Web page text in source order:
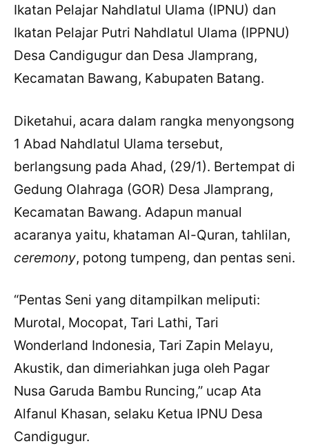
Ikatan Pelajar Nahdlatul Ulama (IPNU) dan
Ikatan Pelajar Putri Nahdlatul Ulama (IPPNU)
Desa Candigugur dan Desa Jlamprang,
Kecamatan Bawang, Kabupaten Batang.
Diketahui, acara dalam rangka menyongsong
1 Abad Nahdlatul Ulama tersebut,
berlangsung pada Ahad, (29/1). Bertempat di
Gedung Olahraga (GOR) Desa Jlamprang,
Kecamatan Bawang. Adapun manual
acaranya yaitu, khataman Al-Quran, tahlilan,
ceremony, potong tumpeng, dan pentas seni.
“Pentas Seni yang ditampilkan meliputi:
Murotal, Mocopat, Tari Lathi, Tari
Wonderland Indonesia, Tari Zapin Melayu,
Akustik, dan dimeriahkan juga oleh Pagar
Nusa Garuda Bambu Runcing,” ucap Ata
Alfanul Khasan, selaku Ketua IPNU Desa
Candigugur.